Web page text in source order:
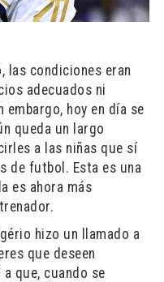
las condiciones eran
adecuados ni
embargo, hoy en día se
queda un largo
a las niñas que sí
de futbol. Esta es una
es ahora más
hizo un llamado a
que deseen
que, cuando se